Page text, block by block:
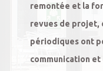
remontée et la
revues de projet,
périodiques ont
communication